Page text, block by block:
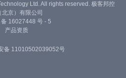
Ltd. All rights reserved. 极客邦控
北京）有限公司
16027448 号 - 5
产品资质
备 11010502039052号